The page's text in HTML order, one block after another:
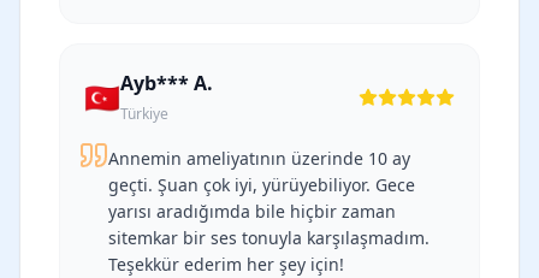
🇹🇷Ayb*** A.
Türkiye
Annemin ameliyatının üzerinde 10 ay
geçti. Şuan çok iyi, yürüyebiliyor. Gece
yarısı aradığımda bile hiçbir zaman
sitemkar bir ses tonuyla karşılaşmadım.
Teşekkür ederim her şey için!